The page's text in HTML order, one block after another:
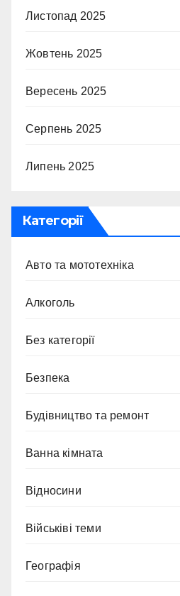
Листопад 2025
Жовтень 2025
Вересень 2025
Серпень 2025
Липень 2025
Категорії
Авто та мототехніка
Алкоголь
Без категорії
Безпека
Будівництво та ремонт
Ванна кімната
Відносини
Військіві теми
Географія